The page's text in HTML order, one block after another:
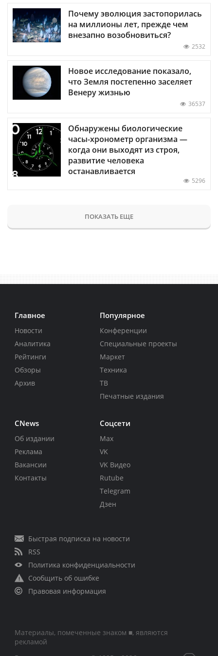
Почему эволюция застопорилась
на миллионы лет, прежде чем
внезапно возобновиться?
2532
Новое исследование показало,
что Земля постепенно заселяет
Венеру жизнью
36537
Обнаружены биологические
часы-хронометр организма —
когда они выходят из строя,
развитие человека
останавливается
5296
ПОКАЗАТЬ ЕЩЕ
Главное
Новости
Аналитика
Рейтинги
Обзоры
Архив
Популярное
Конференции
Специальные проекты
Маркет
Техника
ТВ
Печатные издания
CNews
Об издании
Реклама
Вакансии
Контакты
Соцсети
Max
VK
VK Видео
Rutube
Telegram
Дзен
Быстрая подписка на новости
RSS
Политика конфиденциальности
Сообщить об ошибке
Правовая информация
Материалы, помеченные знаком ■, являются
рекламой